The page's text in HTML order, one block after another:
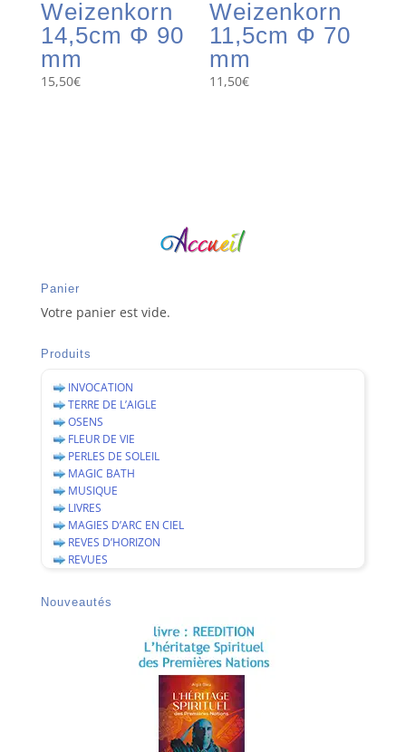
Weizenkorn
14,5cm Φ 90
mm
15,50€
Weizenkorn
11,5cm Φ 70
mm
11,50€
Panier
Votre panier est vide.
Produits
INVOCATION
TERRE DE L’AIGLE
OSENS
FLEUR DE VIE
PERLES DE SOLEIL
MAGIC BATH
MUSIQUE
LIVRES
MAGIES D’ARC EN CIEL
REVES D’HORIZON
REVUES
Nouveautés